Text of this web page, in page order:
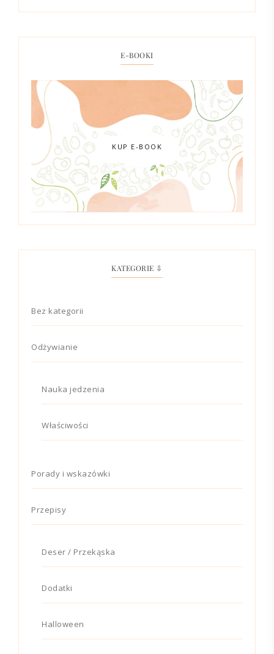
E-BOOKI
KUP E-BOOK
KATEGORIE ⇩
Bez kategorii
Odżywianie
Nauka jedzenia
Właściwości
Porady i wskazówki
Przepisy
Deser / Przekąska
Dodatki
Halloween